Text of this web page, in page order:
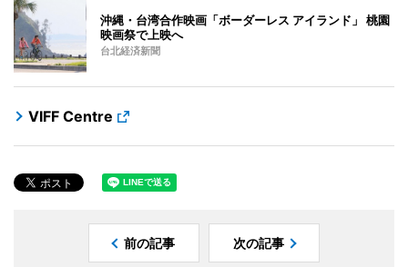
沖縄・台湾合作映画「ボーダーレス アイランド」 桃園
映画祭で上映へ
台北経済新聞
VIFF Centre
前の記事 次の記事